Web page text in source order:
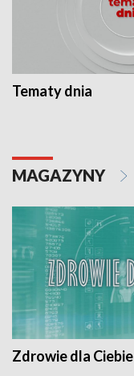
Tematy dnia
MAGAZYNY
Zdrowie dla Ciebie